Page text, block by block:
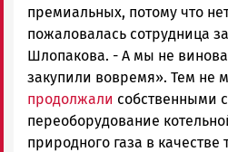
премиальных, потому что
пожаловалась сотрудница
Шлопакова. - А мы не
закупили вовремя». Тем не
продолжали собственными
переоборудование
природного газа в качестве